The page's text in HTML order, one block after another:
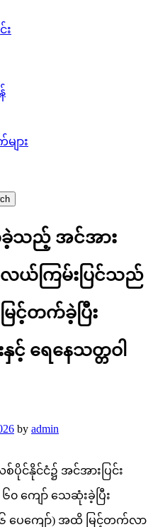
း
ျား
သည့် အင်အား
င်လယ်ကြမ်းပြင်သည်
ြင့်တက်ခဲ့ပြီး
င့် ရေနေသတ္တဝါ
by admin
င်နိုင်ငံ၌ အင်အားပြင်း
၀ ကျော် သေဆုံးခဲ့ပြီး
ပေကျော်) အထိ မြင့်တက်လာ